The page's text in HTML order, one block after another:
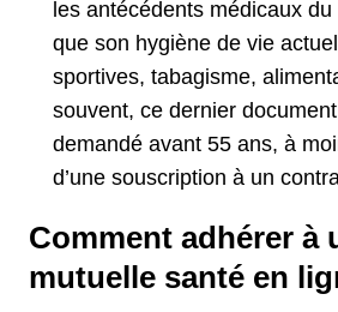
les antécédents médicaux
que son hygiène de vie
sportives, tabagisme,
souvent, ce dernier document
demandé avant 55 ans, à
d’une souscription à un
Comment adhérer à
mutuelle santé en